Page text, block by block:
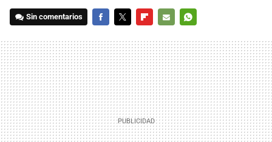
Sin comentarios
MAIL